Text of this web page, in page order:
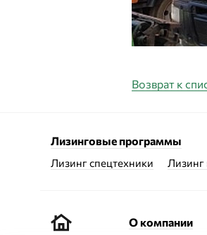
Возврат к
Лизинговые программы
Лизинг спецтехники
О компании